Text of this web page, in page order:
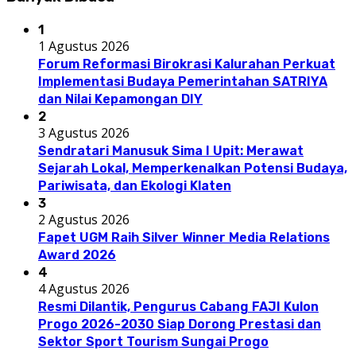
1
1 Agustus 2026
Forum Reformasi Birokrasi Kalurahan Perkuat
Implementasi Budaya Pemerintahan SATRIYA
dan Nilai Kepamongan DIY
2
3 Agustus 2026
Sendratari Manusuk Sima I Upit: Merawat
Sejarah Lokal, Memperkenalkan Potensi Budaya,
Pariwisata, dan Ekologi Klaten
3
2 Agustus 2026
Fapet UGM Raih Silver Winner Media Relations
Award 2026
4
4 Agustus 2026
Resmi Dilantik, Pengurus Cabang FAJI Kulon
Progo 2026-2030 Siap Dorong Prestasi dan
Sektor Sport Tourism Sungai Progo